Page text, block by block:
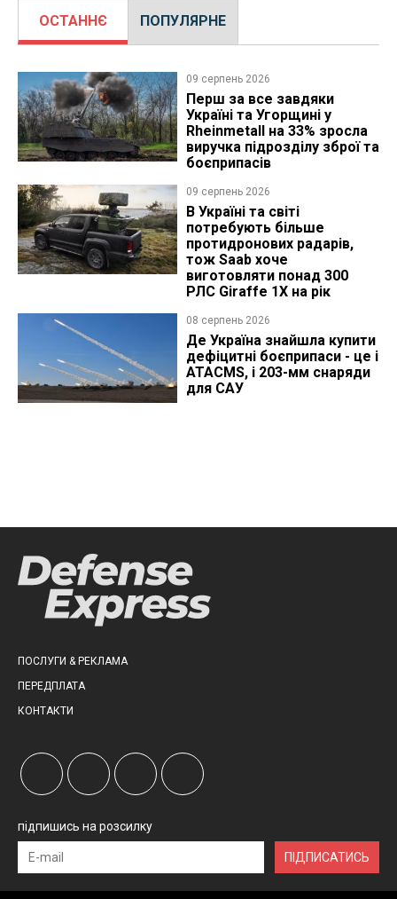
ОСТАННЄ ПОПУЛЯРНЕ
09 серпень 2026
Перш за все завдяки
Україні та Угорщині у
Rheinmetall на 33% зросла
виручка підрозділу зброї та
боєприпасів
09 серпень 2026
В Україні та світі
потребують більше
протидронових радарів,
тож Saab хоче
виготовляти понад 300
РЛС Giraffe 1X на рік
08 серпень 2026
Де Україна знайшла купити
дефіцитні боєприпаси - це і
ATACMS, і 203-мм снаряди
для САУ
ПОСЛУГИ & РЕКЛАМА
ПЕРЕДПЛАТА
КОНТАКТИ
підпишись на розсилку
ПІДПИСАТИСЬ